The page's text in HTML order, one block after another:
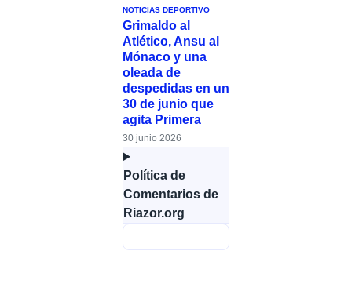
NOTICIAS DEPORTIVO
Grimaldo al
Atlético, Ansu al
Mónaco y una
oleada de
despedidas en un
30 de junio que
agita Primera
30 junio 2026
Política de
Comentarios de
Riazor.org